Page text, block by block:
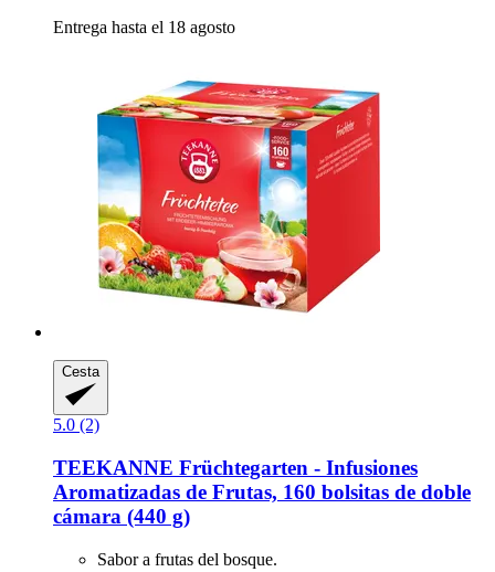
Entrega hasta el 18 agosto
Cesta
5.0 (2)
TEEKANNE Früchtegarten -​ Infusiones
Aromatizadas de Frutas, 160 bolsitas de doble
cámara (440 g)
Sabor a frutas del bosque.